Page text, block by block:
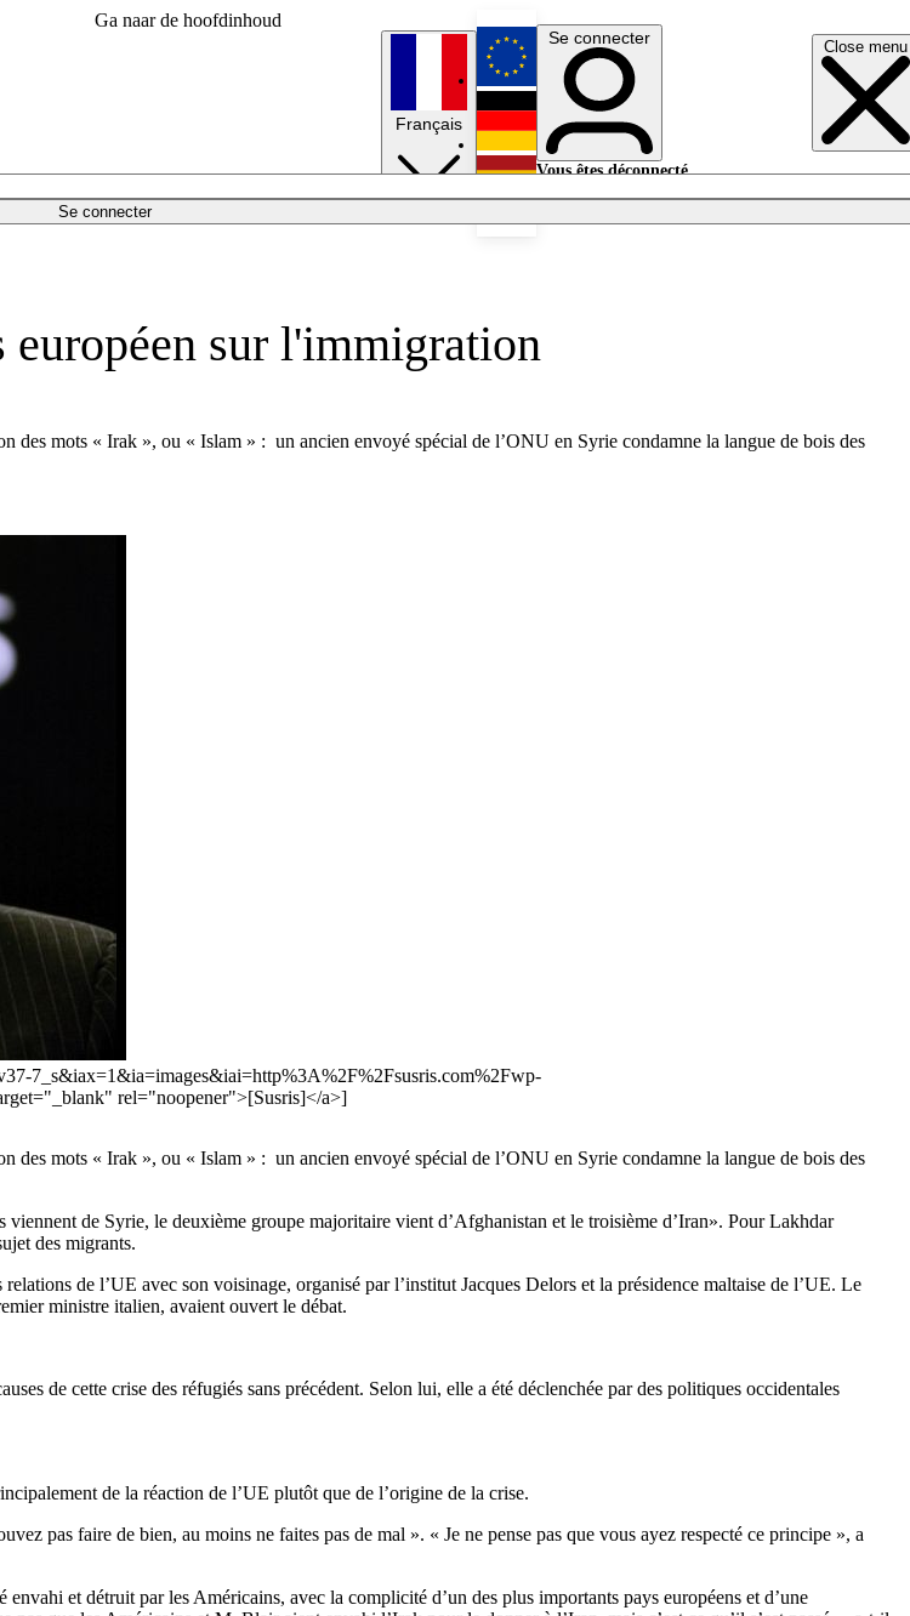
Ga naar de hoofdinhoud
Close menu
Se connecter
Français
English
Deutsch
Se connecter
Vous êtes déconnecté.
sur l'immigration
des mots « Irak », ou « Islam » : un ancien envoyé spécial de l’ONU en Syrie condamne la langue de bois des
7_s&iax=1&ia=images&iai=http%3A%2F%2Fsusris.com%2Fwp-
rel="noopener">[Susris]</a>]
des mots « Irak », ou « Islam » : un ancien envoyé spécial de l’ONU en Syrie condamne la langue de bois des
de Syrie, le deuxième groupe majoritaire vient d’Afghanistan et le troisième d’Iran». Pour Lakhdar
des migrants.
de l’UE avec son voisinage, organisé par l’institut Jacques Delors et la présidence maltaise de l’UE. Le
ministre italien, avaient ouvert le débat.
de cette crise des réfugiés sans précédent. Selon lui, elle a été déclenchée par des politiques occidentales
de la réaction de l’UE plutôt que de l’origine de la crise.
pas faire de bien, au moins ne faites pas de mal ». « Je ne pense pas que vous ayez respecté ce principe », a
et détruit par les Américains, avec la complicité d’un des plus importants pays européens et d’une